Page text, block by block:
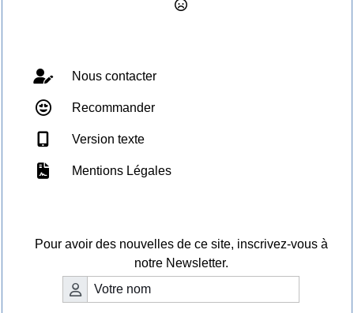
Nous contacter
Recommander
Version texte
Mentions Légales
Pour avoir des nouvelles de ce site, inscrivez-vous à
notre Newsletter.